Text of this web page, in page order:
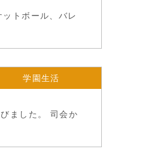
トボール、バレ
学園生活
ました。 司会か